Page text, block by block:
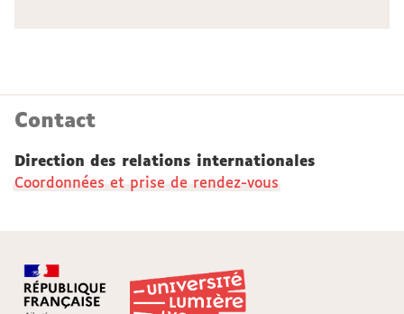
Contact
Direction des relations internationales
Coordonnées et prise de rendez-vous